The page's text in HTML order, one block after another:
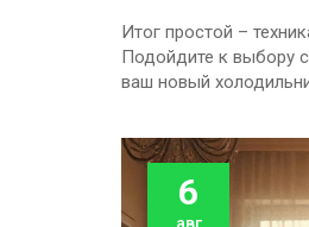
Итог простой –
Подойдите к выбору
ваш новый
6
авг